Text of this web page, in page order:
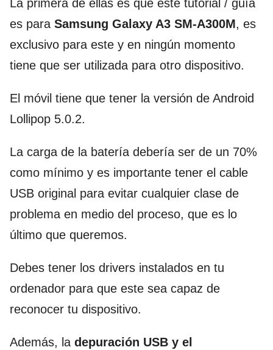
La primera de ellas es que este tutorial / guía
es para Samsung Galaxy A3 SM-A300M, es
exclusivo para este y en ningún momento
tiene que ser utilizada para otro dispositivo.
El móvil tiene que tener la versión de Android
Lollipop 5.0.2.
La carga de la batería debería ser de un 70%
como mínimo y es importante tener el cable
USB original para evitar cualquier clase de
problema en medio del proceso, que es lo
último que queremos.
Debes tener los drivers instalados en tu
ordenador para que este sea capaz de
reconocer tu dispositivo.
Además, la depuración USB y el